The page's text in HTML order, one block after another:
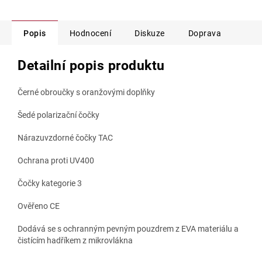
Popis Hodnocení Diskuze Doprava
Detailní popis produktu
Černé obroučky s oranžovými doplňky
Šedé polarizační čočky
Nárazuvzdorné čočky TAC
Ochrana proti UV400
Čočky kategorie 3
Ověřeno CE
Dodává se s ochranným pevným pouzdrem z EVA materiálu a
čistícím hadříkem z mikrovlákna